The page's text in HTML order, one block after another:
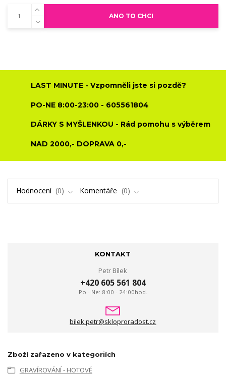
ANO TO CHCI
LAST MINUTE - Vzpomněli jste si pozdě?
PO-NE 8:00-23:00 - 605561804
DÁRKY S MYŠLENKOU - Rád pomohu s výběrem
NAD 2000,- DOPRAVA 0,-
Hodnocení 0 Komentáře 0
KONTAKT
Petr Bílek
+420 605 561 804
Po - Ne: 8:00 - 24:00hod.
bilek.petr@skloproradost.cz
Zboží zařazeno v kategoriích
GRAVÍROVÁNÍ - HOTOVÉ